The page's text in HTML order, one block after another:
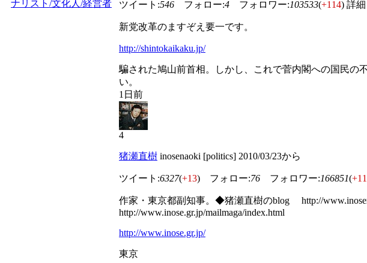
ナリスト/文化人/経営者
ツイート:546 フォロー:4 フォロワー:103533(+114) 詳細
新党改革のますぞえ要一です。
http://shintokaikaku.jp/
騙された鳩山前首相。しかし、これで菅内閣への国民の
い。
1日前
4
猪瀬直樹 inosenaoki [politics] 2010/03/23から
ツイート:6327(+13) フォロー:76 フォロワー:166851(
作家・東京都副知事。◆猪瀬直樹のblog http://
http://www.inose.gr.jp/mailmaga/index.html
http://www.inose.gr.jp/
東京